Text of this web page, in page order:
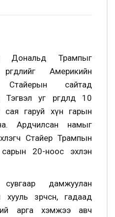
Дональд Трампыг
Америкийн
сайтад
уг өргөдөлд 10
сая гаруй хүн гарын
Ардчилсан намыг
Стайер Трампын
сарын 20-ноос эхлэн
дамжуулан
зөрчсөн, гадаад
арга хэмжээ авч